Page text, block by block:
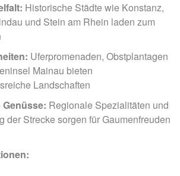
Historische Städte wie Konstanz,
und Stein am Rhein laden zum
Uferpromenaden, Obstplantagen
Mainau bieten
Landschaften
Regionale Spezialitäten und
der Strecke sorgen für Gaumenfreuden